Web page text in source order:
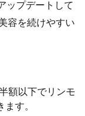
ップデートして
容を続けやすい
額以下でリンモ
す。